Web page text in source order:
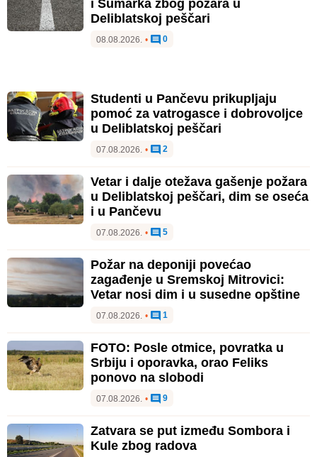
i Šumarka zbog požara u
Deliblatskoj peščari
08.08.2026. • 0
Studenti u Pančevu prikupljaju
pomoć za vatrogasce i dobrovoljce
u Deliblatskoj peščari
07.08.2026. • 2
Vetar i dalje otežava gašenje požara
u Deliblatskoj peščari, dim se oseća
i u Pančevu
07.08.2026. • 5
Požar na deponiji povećao
zagađenje u Sremskoj Mitrovici:
Vetar nosi dim i u susedne opštine
07.08.2026. • 1
FOTO: Posle otmice, povratka u
Srbiju i oporavka, orao Feliks
ponovo na slobodi
07.08.2026. • 9
Zatvara se put između Sombora i
Kule zbog radova